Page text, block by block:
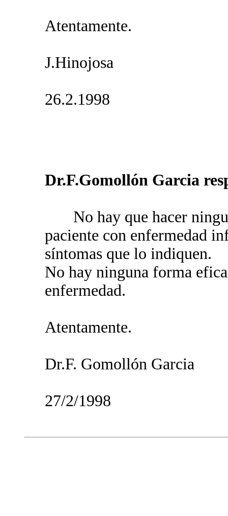
Atentamente.
J.Hinojosa
26.2.1998
Dr.F.Gomollón Garcia
No hay que hacer
paciente con enfermedad
síntomas que lo indiquen.
No hay ninguna forma
enfermedad.
Atentamente.
Dr.F. Gomollón Garcia
27/2/1998